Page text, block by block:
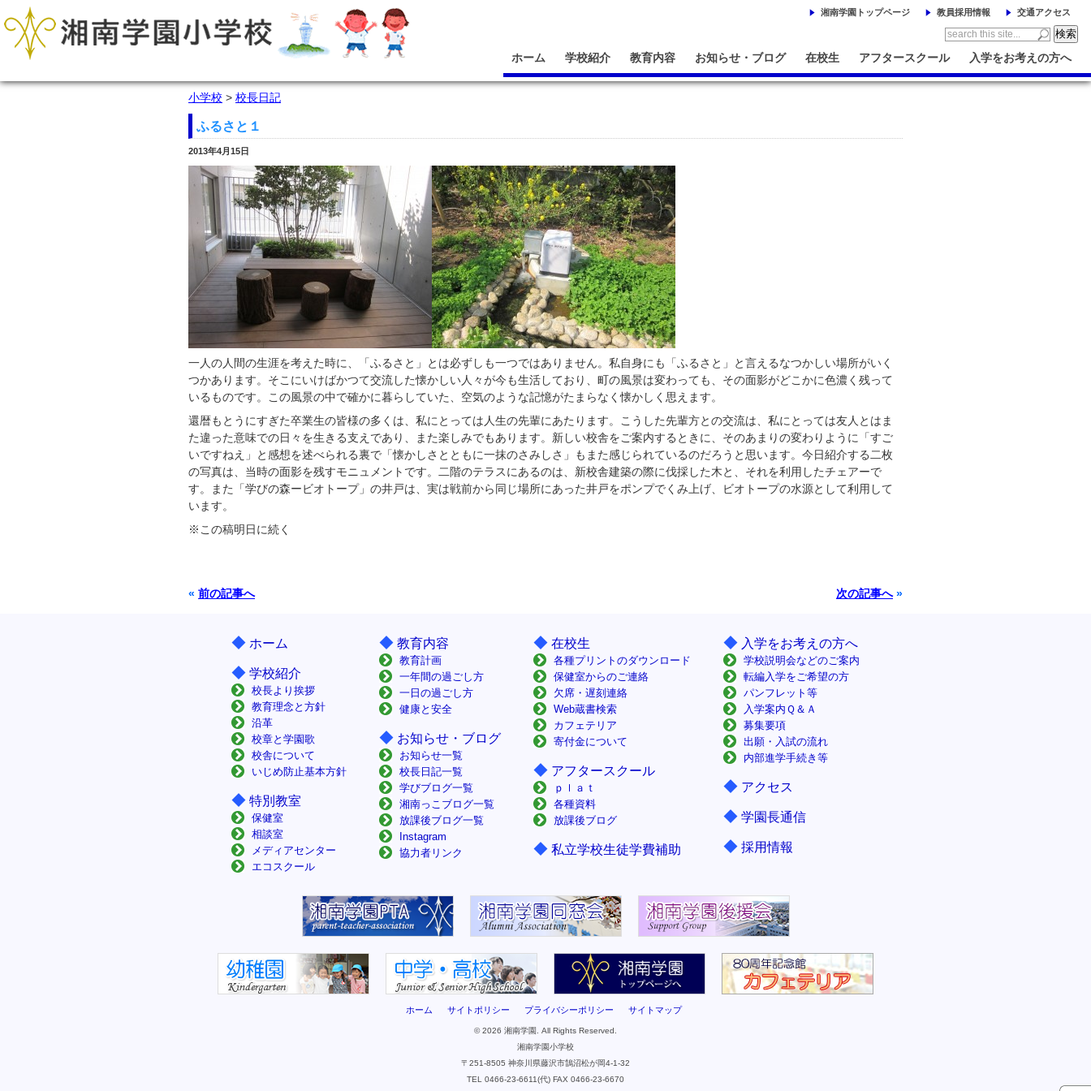
湘南学園トップページ 教員採用情報 交通アクセス
ホーム 学校紹介 教育内容 お知らせ・ブログ 在校生 アフタースクール 入学をお考えの方へ
小学校 > 校長日記
ふるさと１
2013年4月15日
一人の人間の生涯を考えた時に、「ふるさと」とは必ずしも一つではありません。私自身にも「ふるさと」と言えるなつかしい場所がいく
つかあります。そこにいけばかつて交流した懐かしい人々が今も生活しており、町の風景は変わっても、その面影がどこかに色濃く残って
いるものです。この風景の中で確かに暮らしていた、空気のような記憶がたまらなく懐かしく思えます。
還暦もとうにすぎた卒業生の皆様の多くは、私にとっては人生の先輩にあたります。こうした先輩方との交流は、私にとっては友人とはま
た違った意味での日々を生きる支えであり、また楽しみでもあります。新しい校舎をご案内するときに、そのあまりの変わりように「すご
いですねえ」と感想を述べられる裏で「懐かしさとともに一抹のさみしさ」もまた感じられているのだろうと思います。今日紹介する二枚
の写真は、当時の面影を残すモニュメントです。二階のテラスにあるのは、新校舎建築の際に伐採した木と、それを利用したチェアーで
す。また「学びの森ービオトープ」の井戸は、実は戦前から同じ場所にあった井戸をポンプでくみ上げ、ビオトープの水源として利用して
います。
※この稿明日に続く
« 前の記事へ 次の記事へ»
◆ ホーム
◆ 学校紹介
校長より挨拶
教育理念と方針
沿革
校章と学園歌
校舎について
いじめ防止基本方針
◆ 特別教室
保健室
相談室
メディアセンター
エコスクール
◆ 教育内容
教育計画
一年間の過ごし方
一日の過ごし方
健康と安全
◆ お知らせ・ブログ
お知らせ一覧
校長日記一覧
学びブログ一覧
湘南っこブログ一覧
放課後ブログ一覧
Instagram
協力者リンク
◆ 在校生
各種プリントのダウンロード
保健室からのご連絡
欠席・遅刻連絡
Web蔵書検索
カフェテリア
寄付金について
◆ アフタースクール
ｐｌａｔ
各種資料
放課後ブログ
◆ 私立学校生徒学費補助
◆ 入学をお考えの方へ
学校説明会などのご案内
転編入学をご希望の方
パンフレット等
入学案内Ｑ＆Ａ
募集要項
出願・入試の流れ
内部進学手続き等
◆ アクセス
◆ 学園長通信
◆ 採用情報
ホーム サイトポリシー プライバシーポリシー サイトマップ
© 2026 湘南学園. All Rights Reserved.
湘南学園小学校
〒251-8505 神奈川県藤沢市鵠沼松が岡4-1-32
TEL 0466-23-6611(代) FAX 0466-23-6670